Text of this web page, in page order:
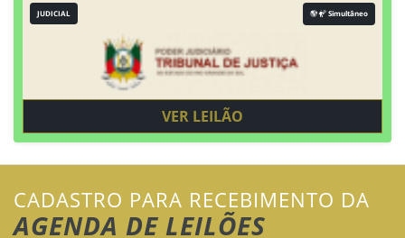
JUDICIAL Simultâneo
VER LEILÃO
CADASTRO PARA RECEBIMENTO DA
AGENDA DE LEILÕES